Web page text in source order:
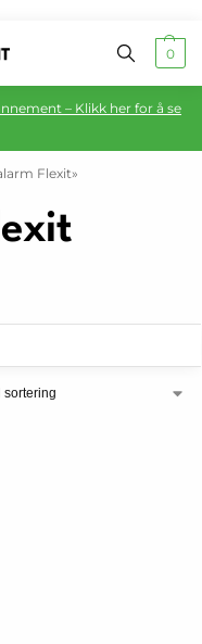
0
– Klikk her for å se
Flexit»